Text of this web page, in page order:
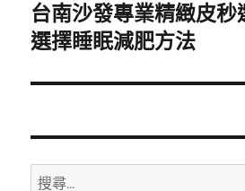
下
一
文
台南沙發專業精緻皮
選擇睡眠減肥方法
搜